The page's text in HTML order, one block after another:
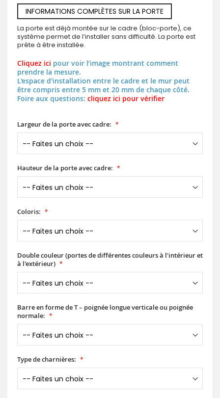
INFORMATIONS COMPLÈTES SUR LA PORTE
La porte est déjà montée sur le cadre (bloc-porte), ce
système permet de l’installer sans difficulté. La porte est
prête à être installée.
Cliquez ici pour voir l’image montrant comment
prendre la mesure.
L'espace d'installation entre le cadre et le mur peut
être compris entre 5 mm et 20 mm de chaque côté.
Foire aux questions: cliquez ici pour vérifier
Largeur de la porte avec cadre:
Hauteur de la porte avec cadre:
Coloris:
Double couleur (portes de différentes couleurs à l'intérieur et
à l'extérieur)
Barre en forme de T – poignée longue verticale ou poignée
normale:
Type de charnières: